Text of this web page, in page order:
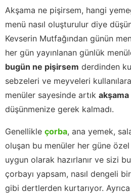
Akşama ne pişirsem, hangi
menü nasıl oluşturulur diye
Kevserin Mutfağından günün
her gün yayınlanan günlük
bugün ne pişirsem derdinden
sebzeleri ve meyveleri
menüler sayesinde artık
düşünmenize gerek kalmadı.
Genellikle çorba, ana yemek,
oluşan bu menüler her güne
uygun olarak hazırlanır ve sizi
çorbayı yapsam, nasıl dengeli
gibi dertlerden kurtarıyor.